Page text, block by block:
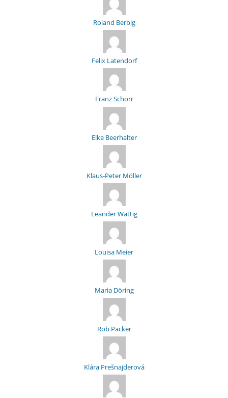
Roland Berbig
Felix Latendorf
Franz Schorr
Elke Beerhalter
Klaus-Peter Möller
Leander Wattig
Louisa Meier
Maria Döring
Rob Packer
Klára Prešnajderová